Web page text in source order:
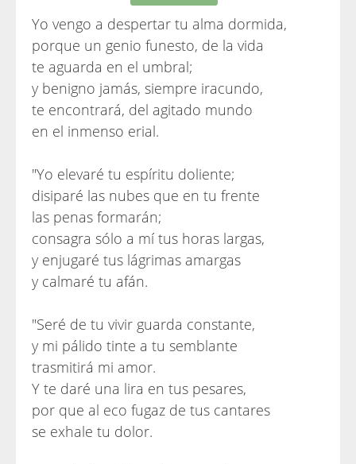
Yo vengo a despertar tu alma dormida,
porque un genio funesto, de la vida
te aguarda en el umbral;
y benigno jamás, siempre iracundo,
te encontrará, del agitado mundo
en el inmenso erial.
"Yo elevaré tu espíritu doliente;
disiparé las nubes que en tu frente
las penas formarán;
consagra sólo a mí tus horas largas,
y enjugaré tus lágrimas amargas
y calmaré tu afán.
"Seré de tu vivir guarda constante,
y mi pálido tinte a tu semblante
trasmitirá mi amor.
Y te daré una lira en tus pesares,
por que al eco fugaz de tus cantares
se exhale tu dolor.